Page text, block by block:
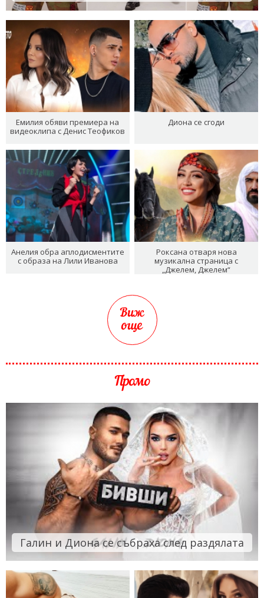
Емилия обяви премиера на
видеоклипа с Денис Теофиков
Диона се сгоди
Анелия обра аплодисментите
с образа на Лили Иванова
Роксана отваря нова
музикална страница с
„Джелем, Джелем“
Виж
още
Промо
Галин и Диона се събраха след раздялата